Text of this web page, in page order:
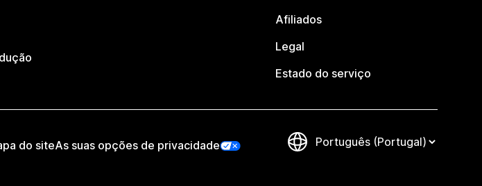
Afiliados
Legal
Estado do serviço
do siteAs suas opções de privacidade